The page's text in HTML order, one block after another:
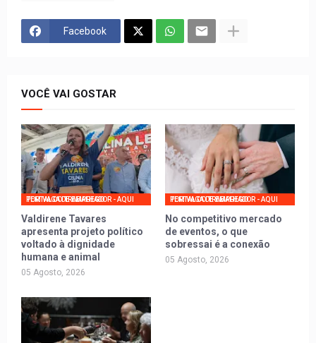
Facebook
VOCÊ VAI GOSTAR
PORTAL DO TRABALHADOR - AQUI TEM VAGA DE EMPREGO
Valdirene Tavares
apresenta projeto político
voltado à dignidade
humana e animal
05 Agosto, 2026
PORTAL DO TRABALHADOR - AQUI TEM VAGA DE EMPREGO
No competitivo mercado
de eventos, o que
sobressai é a conexão
05 Agosto, 2026